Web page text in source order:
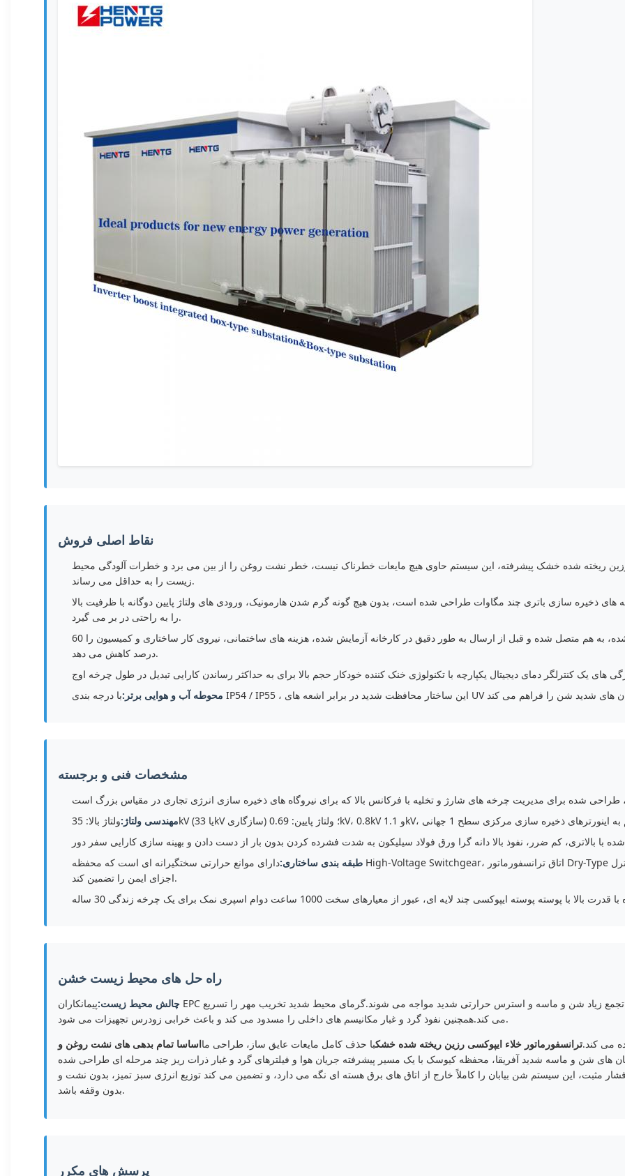
نقاط اصلی فروش
رزین ریخته شده خشک پیشرفته، این سیستم حاوی هیچ مایعات خطرناک نیست، خطر نشت روغن را از بین می برد و خطرات آلودگی محیط
زیست را به حداقل می رساند.
ذخیره سازی باتری چند مگاوات طراحی شده است، بدون هیچ گونه گرم شدن هارمونیک، ورودی های ولتاژ پایین دوگانه با ظرفیت بالا
را به راحتی در بر می گیرد.
به طور کامل جمع و جور شده، به هم متصل شده و قبل از ارسال به طور دقیق در کارخانه آزمایش شده، هزینه های ساختمانی، نیروی کار ساختاری و کمیسیون را 60
درصد کاهش می دهد.
محوطه آب و هوایی برتر:
مشخصات فنی و برجسته
مهندسی ولتاژ:
طبقه بندی ساختاری:دارای موانع حرارتی سختگیرانه ای است که محفظه High-Voltage Switchgear، اتاق ترانسفورماتور Dry-Type و مرکز کنترل Low-Voltage را از هم جدا می کند تا عملکرد بین
اجزای ایمن را تضمین کند.
راه حل های محیط زیست خشن
چالش محیط زیست:پیمانکاران EPC در مناطق خشک آفریقا اغلب با طوفان های گرد و غبار عظیم، تجمع زیاد شن و ماسه و استرس حرارتی شدید مواجه می شوند.گرمای محیط شدید تخریب مهر را تسریع
می کند.همچنین نفوذ گرد و غبار مکانیسم های داخلی را مسدود می کند و باعث خرابی زودرس تجهیزات می شود.
می کند.ترانسفورماتور خلاء ایپوکسی رزین ریخته شده خشکبا حذف کامل مایعات عایق ساز، طراحی مااساسا تمام بدهی های نشت روغن و
های شن و ماسه شدید آفریقا، محفظه کیوسک با یک مسیر پیشرفته جریان هوا و فیلترهای گرد و غبار ذرات ریز چند مرحله ای طراحی شده
مثبت، این سیستم شن بیابان را کاملاً خارج از اتاق های برق هسته ای نگه می دارد، و تضمین می کند توزیع انرژی سبز تمیز، بدون نشت و
بدون وقفه باشد.
پرسش های مکرر